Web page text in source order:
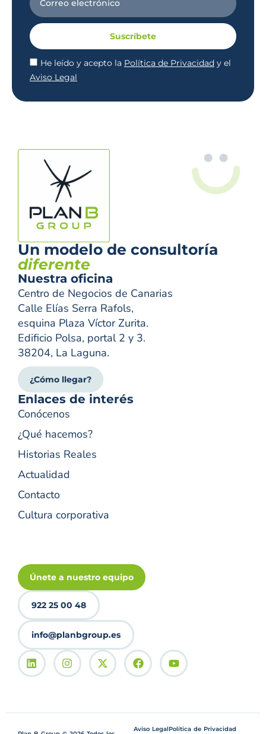
He leído y acepto la Política de Privacidad y el
Aviso Legal
Suscríbete
Un modelo de consultoría
diferente
Nuestra oficina
Centro de Negocios de Canarias
Calle Elías Serra Rafols,
esquina Plaza Víctor Zurita.
Edificio Polsa, portal 2 y 3.
38204, La Laguna.
¿Cómo llegar?
Enlaces de interés
Conócenos
¿Qué hacemos?
Historias Reales
Actualidad
Contacto
Cultura corporativa
Únete a nuestro equipo
922 25 00 48
info@planbgroup.es
Aviso LegalPolítica de Privacidad